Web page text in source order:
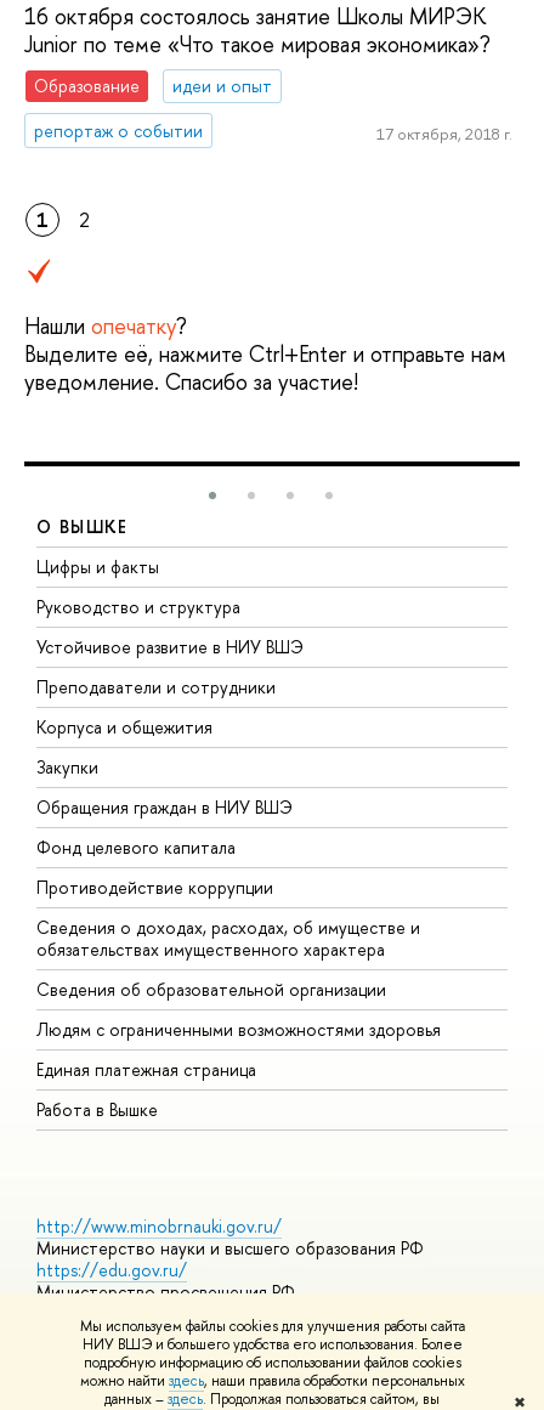
Мы используем файлы cookies для улучшения работы сайта
НИУ ВШЭ и большего удобства его использования. Более
подробную информацию об использовании файлов cookies
можно найти здесь, наши правила обработки персональных
данных –здесь. Продолжая пользоваться сайтом, вы
✖
16 октября состоялось занятие Школы МИРЭК
Junior по теме «Что такое мировая экономика»?
Образование
идеи и опыт
репортаж о событии
17 октября, 2018 г.
1 2
Нашли опечатку?
Выделите её, нажмите Ctrl+Enter и отправьте нам
уведомление. Спасибо за участие!
О ВЫШКЕ
Цифры и факты
Руководство и структура
Устойчивое развитие в НИУ ВШЭ
Преподаватели и сотрудники
Корпуса и общежития
Закупки
Обращения граждан в НИУ ВШЭ
Фонд целевого капитала
Противодействие коррупции
Сведения о доходах, расходах, об имуществе и
обязательствах имущественного характера
Сведения об образовательной организации
Людям с ограниченными возможностями здоровья
Единая платежная страница
Работа в Вышке
http://www.minobrnauki.gov.ru/
Министерство науки и высшего образования РФ
https://edu.gov.ru/
Министерство просвещения РФ
Массовые открытые онлайн-курсы